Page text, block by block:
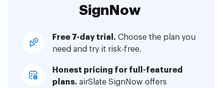
SignNow
Free 7-day trial. Choose the plan you
need and try it risk-free.
Honest pricing for full-featured
plans. airSlate SignNow offers